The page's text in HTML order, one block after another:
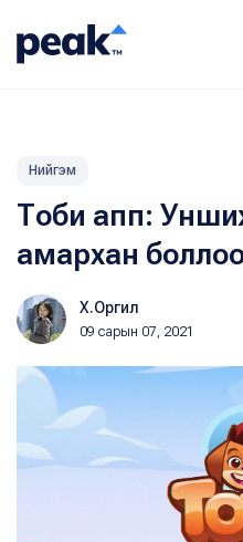
Нийгэм
Тоби апп: Уншиж
амархан
Х.Оргил
09 сарын 07, 2021